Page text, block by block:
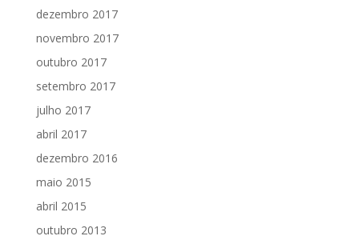
dezembro 2017
novembro 2017
outubro 2017
setembro 2017
julho 2017
abril 2017
dezembro 2016
maio 2015
abril 2015
outubro 2013